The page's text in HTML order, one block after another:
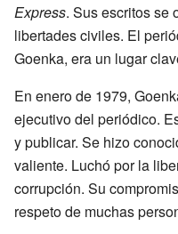
Express. Sus escritos se
libertades civiles. El
Goenka, era un lugar
En enero de 1979,
ejecutivo del periódico.
y publicar. Se hizo
valiente. Luchó por la
corrupción. Su
respeto de muchas